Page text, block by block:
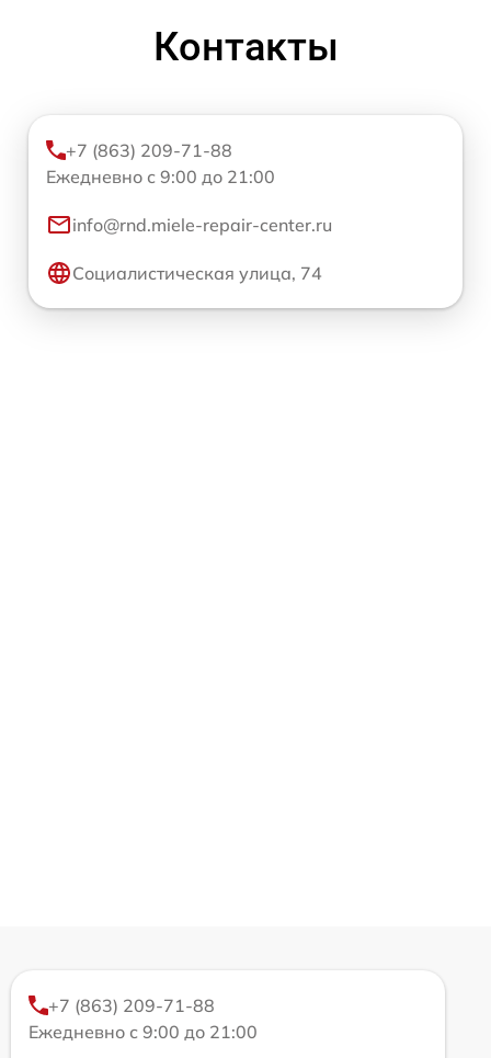
Контакты
+7 (863) 209-71-88
Ежедневно с 9:00 до 21:00
info@rnd.miele-repair-center.ru
Социалистическая улица, 74
+7 (863) 209-71-88
Ежедневно с 9:00 до 21:00